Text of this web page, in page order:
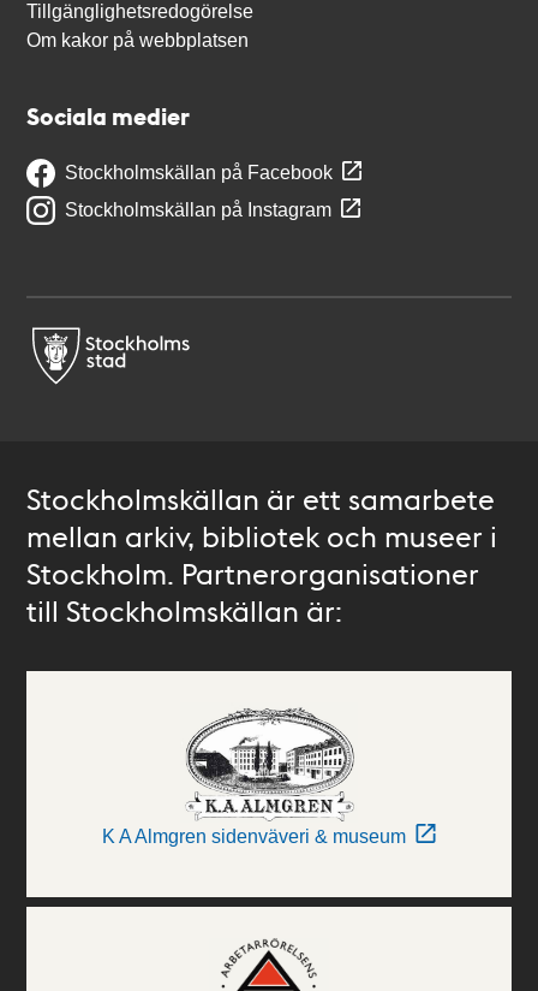
Tillgänglighetsredogörelse
Om kakor på webbplatsen
Sociala medier
Stockholmskällan på Facebook
Stockholmskällan på Instagram
Stockholmskällan är ett samarbete
mellan arkiv, bibliotek och museer i
Stockholm. Partnerorganisationer
till Stockholmskällan är:
K A Almgren sidenväveri & museum